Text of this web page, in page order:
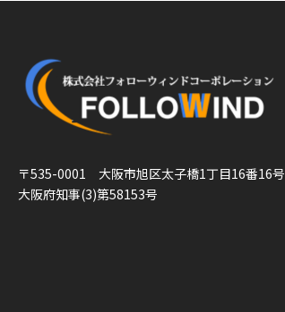
〒535-0001 大阪市旭区太子橋1丁目16番16号
大阪府知事(3)第58153号